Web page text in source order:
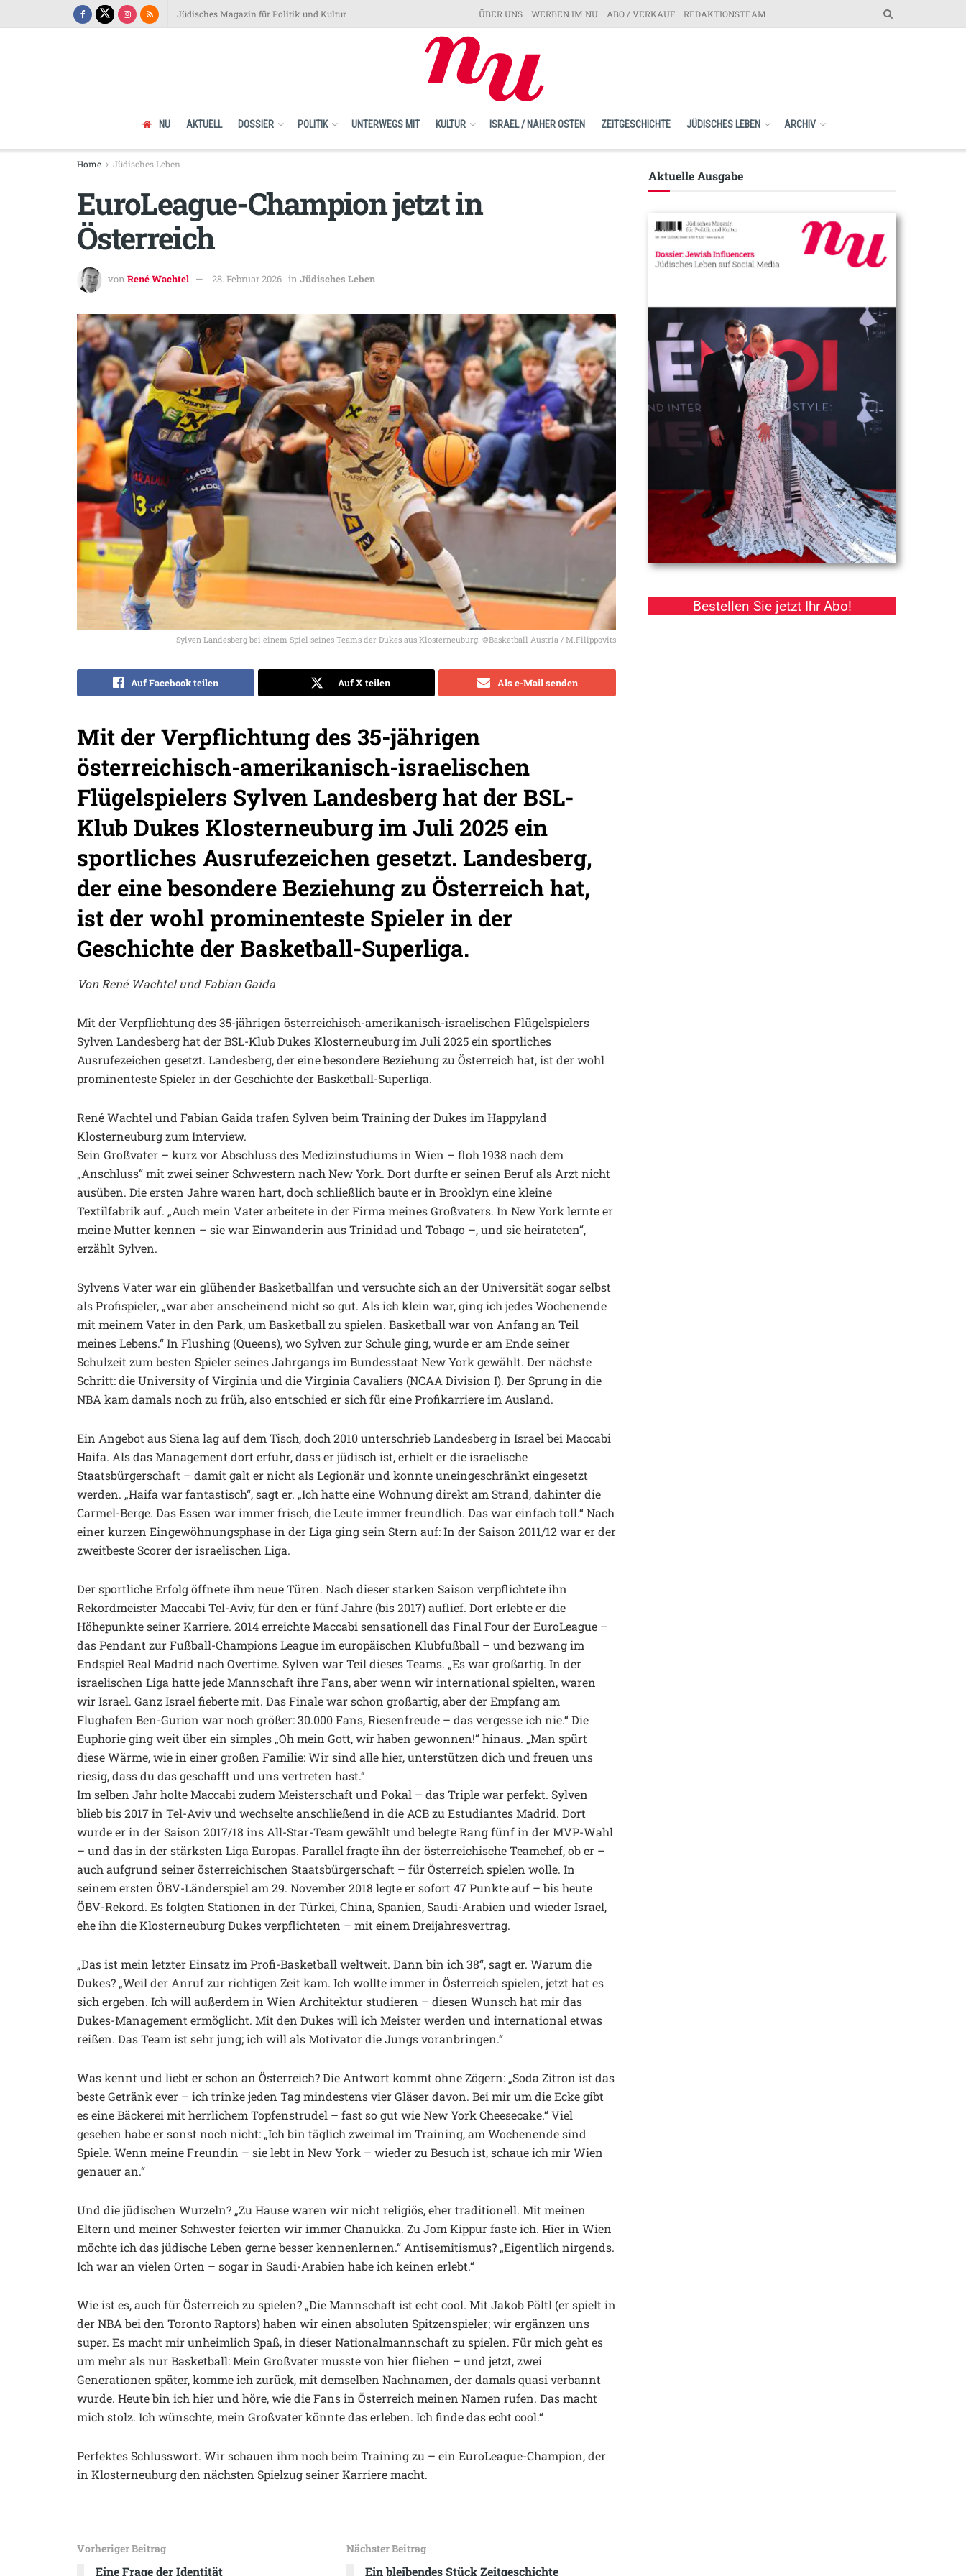
Jüdisches Magazin für Politik und Kultur ÜBER UNS WERBEN IM NU ABO / VERKAUF REDAKTIONSTEAM
NU AKTUELL DOSSIER POLITIK UNTERWEGS MIT KULTUR ISRAEL / NAHER OSTEN ZEITGESCHICHTE JÜDISCHES LEBEN ARCHIV
Home Jüdisches Leben
EuroLeague-Champion jetzt in
Österreich
von René Wachtel 28. Februar 2026 in Jüdisches Leben
Sylven Landesberg bei einem Spiel seines Teams der Dukes aus Klosterneuburg. ©Basketball Austria / M.Filippovits
Auf Facebook teilen Auf X teilen Als e-Mail senden
Mit der Verpflichtung des 35-jährigen
österreichisch-amerikanisch-israelischen
Flügelspielers Sylven Landesberg hat der BSL-
Klub Dukes Klosterneuburg im Juli 2025 ein
sportliches Ausrufezeichen gesetzt. Landesberg,
der eine besondere Beziehung zu Österreich hat,
ist der wohl prominenteste Spieler in der
Geschichte der Basketball-Superliga.
Von René Wachtel und Fabian Gaida
Mit der Verpflichtung des 35-jährigen österreichisch-amerikanisch-israelischen Flügelspielers
Sylven Landesberg hat der BSL-Klub Dukes Klosterneuburg im Juli 2025 ein sportliches
Ausrufezeichen gesetzt. Landesberg, der eine besondere Beziehung zu Österreich hat, ist der wohl
prominenteste Spieler in der Geschichte der Basketball-Superliga.
René Wachtel und Fabian Gaida trafen Sylven beim Training der Dukes im Happyland
Klosterneuburg zum Interview.
Sein Großvater – kurz vor Abschluss des Medizinstudiums in Wien – floh 1938 nach dem
„Anschluss“ mit zwei seiner Schwestern nach New York. Dort durfte er seinen Beruf als Arzt nicht
ausüben. Die ersten Jahre waren hart, doch schließlich baute er in Brooklyn eine kleine
Textilfabrik auf. „Auch mein Vater arbeitete in der Firma meines Großvaters. In New York lernte er
meine Mutter kennen – sie war Einwanderin aus Trinidad und Tobago –, und sie heirateten“,
erzählt Sylven.
Sylvens Vater war ein glühender Basketballfan und versuchte sich an der Universität sogar selbst
als Profispieler, „war aber anscheinend nicht so gut. Als ich klein war, ging ich jedes Wochenende
mit meinem Vater in den Park, um Basketball zu spielen. Basketball war von Anfang an Teil
meines Lebens.“ In Flushing (Queens), wo Sylven zur Schule ging, wurde er am Ende seiner
Schulzeit zum besten Spieler seines Jahrgangs im Bundesstaat New York gewählt. Der nächste
Schritt: die University of Virginia und die Virginia Cavaliers (NCAA Division I). Der Sprung in die
NBA kam damals noch zu früh, also entschied er sich für eine Profikarriere im Ausland.
Ein Angebot aus Siena lag auf dem Tisch, doch 2010 unterschrieb Landesberg in Israel bei Maccabi
Haifa. Als das Management dort erfuhr, dass er jüdisch ist, erhielt er die israelische
Staatsbürgerschaft – damit galt er nicht als Legionär und konnte uneingeschränkt eingesetzt
werden. „Haifa war fantastisch“, sagt er. „Ich hatte eine Wohnung direkt am Strand, dahinter die
Carmel-Berge. Das Essen war immer frisch, die Leute immer freundlich. Das war einfach toll.“ Nach
einer kurzen Eingewöhnungsphase in der Liga ging sein Stern auf: In der Saison 2011/12 war er der
zweitbeste Scorer der israelischen Liga.
Der sportliche Erfolg öffnete ihm neue Türen. Nach dieser starken Saison verpflichtete ihn
Rekordmeister Maccabi Tel-Aviv, für den er fünf Jahre (bis 2017) auflief. Dort erlebte er die
Höhepunkte seiner Karriere. 2014 erreichte Maccabi sensationell das Final Four der EuroLeague –
das Pendant zur Fußball-Champions League im europäischen Klubfußball – und bezwang im
Endspiel Real Madrid nach Overtime. Sylven war Teil dieses Teams. „Es war großartig. In der
israelischen Liga hatte jede Mannschaft ihre Fans, aber wenn wir international spielten, waren
wir Israel. Ganz Israel fieberte mit. Das Finale war schon großartig, aber der Empfang am
Flughafen Ben-Gurion war noch größer: 30.000 Fans, Riesenfreude – das vergesse ich nie.“ Die
Euphorie ging weit über ein simples „Oh mein Gott, wir haben gewonnen!“ hinaus. „Man spürt
diese Wärme, wie in einer großen Familie: Wir sind alle hier, unterstützen dich und freuen uns
riesig, dass du das geschafft und uns vertreten hast.“
Im selben Jahr holte Maccabi zudem Meisterschaft und Pokal – das Triple war perfekt. Sylven
blieb bis 2017 in Tel-Aviv und wechselte anschließend in die ACB zu Estudiantes Madrid. Dort
wurde er in der Saison 2017/18 ins All-Star-Team gewählt und belegte Rang fünf in der MVP-Wahl
– und das in der stärksten Liga Europas. Parallel fragte ihn der österreichische Teamchef, ob er –
auch aufgrund seiner österreichischen Staatsbürgerschaft – für Österreich spielen wolle. In
seinem ersten ÖBV-Länderspiel am 29. November 2018 legte er sofort 47 Punkte auf – bis heute
ÖBV-Rekord. Es folgten Stationen in der Türkei, China, Spanien, Saudi-Arabien und wieder Israel,
ehe ihn die Klosterneuburg Dukes verpflichteten – mit einem Dreijahresvertrag.
„Das ist mein letzter Einsatz im Profi-Basketball weltweit. Dann bin ich 38“, sagt er. Warum die
Dukes? „Weil der Anruf zur richtigen Zeit kam. Ich wollte immer in Österreich spielen, jetzt hat es
sich ergeben. Ich will außerdem in Wien Architektur studieren – diesen Wunsch hat mir das
Dukes-Management ermöglicht. Mit den Dukes will ich Meister werden und international etwas
reißen. Das Team ist sehr jung; ich will als Motivator die Jungs voranbringen.“
Was kennt und liebt er schon an Österreich? Die Antwort kommt ohne Zögern: „Soda Zitron ist das
beste Getränk ever – ich trinke jeden Tag mindestens vier Gläser davon. Bei mir um die Ecke gibt
es eine Bäckerei mit herrlichem Topfenstrudel – fast so gut wie New York Cheesecake.“ Viel
gesehen habe er sonst noch nicht: „Ich bin täglich zweimal im Training, am Wochenende sind
Spiele. Wenn meine Freundin – sie lebt in New York – wieder zu Besuch ist, schaue ich mir Wien
genauer an.“
Und die jüdischen Wurzeln? „Zu Hause waren wir nicht religiös, eher traditionell. Mit meinen
Eltern und meiner Schwester feierten wir immer Chanukka. Zu Jom Kippur faste ich. Hier in Wien
möchte ich das jüdische Leben gerne besser kennenlernen.“ Antisemitismus? „Eigentlich nirgends.
Ich war an vielen Orten – sogar in Saudi-Arabien habe ich keinen erlebt.“
Wie ist es, auch für Österreich zu spielen? „Die Mannschaft ist echt cool. Mit Jakob Pöltl (er spielt in
der NBA bei den Toronto Raptors) haben wir einen absoluten Spitzenspieler; wir ergänzen uns
super. Es macht mir unheimlich Spaß, in dieser Nationalmannschaft zu spielen. Für mich geht es
um mehr als nur Basketball: Mein Großvater musste von hier fliehen – und jetzt, zwei
Generationen später, komme ich zurück, mit demselben Nachnamen, der damals quasi verbannt
wurde. Heute bin ich hier und höre, wie die Fans in Österreich meinen Namen rufen. Das macht
mich stolz. Ich wünschte, mein Großvater könnte das erleben. Ich finde das echt cool.“
Perfektes Schlusswort. Wir schauen ihm noch beim Training zu – ein EuroLeague-Champion, der
in Klosterneuburg den nächsten Spielzug seiner Karriere macht.
Vorheriger Beitrag
Eine Frage der Identität
Nächster Beitrag
Ein bleibendes Stück Zeitgeschichte
Aktuelle Ausgabe​
Bestellen Sie jetzt Ihr Abo!